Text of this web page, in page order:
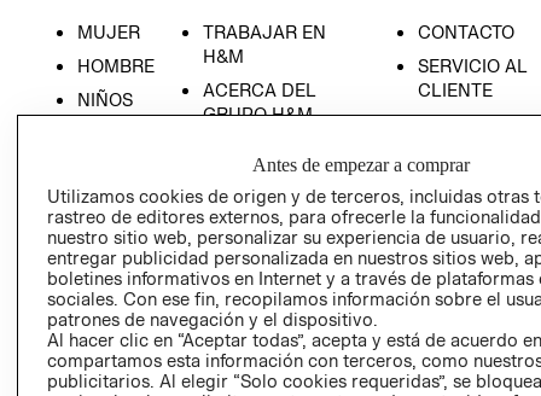
MUJER
HOMBRE
NIÑOS
TRABAJAR EN
H&M
ACERCA DEL
GRUPO H&M
SOCIAL
PRENSA
RELACIÓN CON
INVERSIONISTAS
POLÍTICA
EMPRESARIAL
CONTACTO
SERVICIO AL
CLIENTE
NUESTRAS
TIENDAS
- RETIRO EN
TIENDA
TÉRMINOS Y
AVISO DE
PRIVACIDAD
Antes de empezar a comprar
Utilizamos cookies de origen y de terceros, incluidas otras
rastreo de editores externos, para ofrecerle la
nuestro sitio web, personalizar su experiencia de usuario,
entregar publicidad personalizada en nuestros sitios web,
boletines informativos en Internet y a través de plataformas
sociales. Con ese fin, recopilamos información sobre el
patrones de navegación y el dispositivo.
Al hacer clic en “Aceptar todas”, acepta y está de acuerdo
compartamos esta información con terceros, como
publicitarios. Al elegir “Solo cookies requeridas”, se